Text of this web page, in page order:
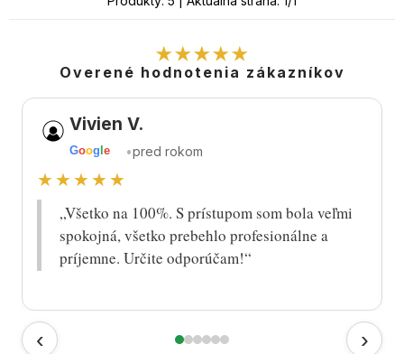
★★★★★
Overené hodnotenia zákazníkov
‹
Vivien V.
Goog le •pred rokom
★★★★★
„Všetko na 100%. S prístupom som bola veľmi
spokojná, všetko prebehlo profesionálne a
príjemne. Určite odporúčam!“
›